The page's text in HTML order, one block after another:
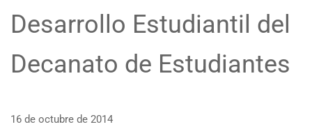
Desarrollo Estudiantil del
Decanato de Estudiantes
16 de octubre de 2014